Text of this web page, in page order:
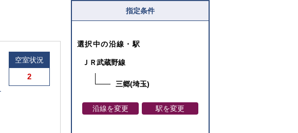
空室状況
2
指定条件
選択中の沿線・駅
ＪＲ武蔵野線
三郷(埼玉)
沿線を変更 駅を変更